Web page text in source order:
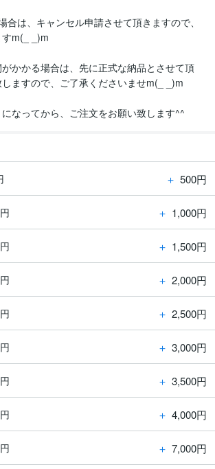
は、キャンセル申請させて頂きますので、
m(_ _)m
かかる場合は、先に正式な納品とさせて頂
ますので、ご了承くださいませm(_ _)m
なってから、ご注文をお願い致します^^
＋ 500円
＋ 1,000円
＋ 1,500円
＋ 2,000円
＋ 2,500円
＋ 3,000円
＋ 3,500円
＋ 4,000円
＋ 7,000円